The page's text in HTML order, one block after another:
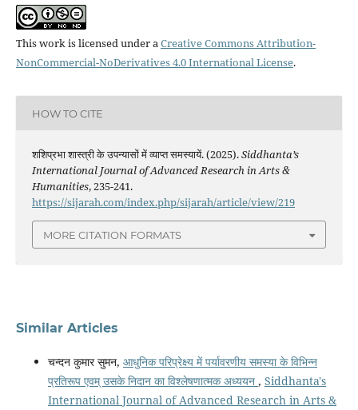
This work is licensed under aCreative Commons Attribution-
NonCommercial-NoDerivatives 4.0 International License.
HOW TO CITE
शशिप्रभा शास्त्री के उपन्यासों में व्याप्त समस्यायें. (2025).Siddhanta’s
International Journal of Advanced Research in Arts &
Humanities, 235-241.
https://sijarah.com/index.php/sijarah/article/view/219
MORE CITATION FORMATS
Similar Articles
चन्दन कुमार सुमन, आधुनिक परिप्रेक्ष्य में पर्यावरणीय समस्या के विभिन्न
प्रतिरूप एवम् उसके निदान का विश्लेषणात्मक अध्ययन , Siddhanta's
International Journal of Advanced Research in Arts &